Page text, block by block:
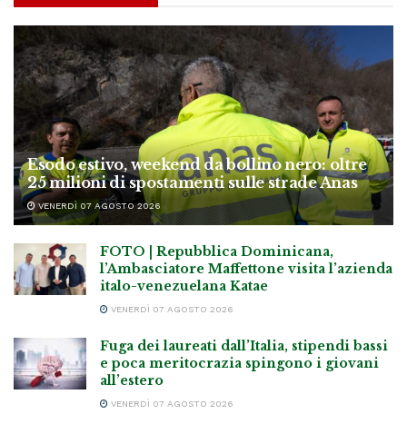
Esodo estivo, weekend da bollino nero: oltre
25 milioni di spostamenti sulle strade Anas
VENERDÌ 07 AGOSTO 2026
FOTO | Repubblica Dominicana,
l’Ambasciatore Maffettone visita l’azienda
italo-venezuelana Katae
VENERDÌ 07 AGOSTO 2026
Fuga dei laureati dall’Italia, stipendi bassi
e poca meritocrazia spingono i giovani
all’estero
VENERDÌ 07 AGOSTO 2026